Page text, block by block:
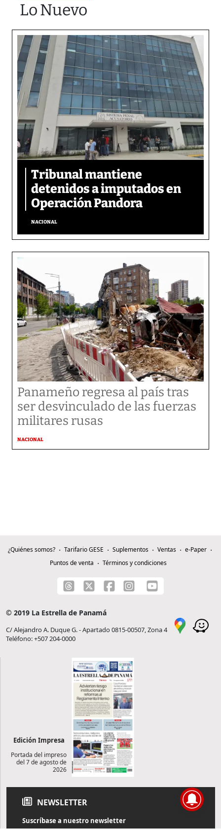
Lo Nuevo
Tribunal mantiene
detenidos a imputados en
Operación Pandora
NACIONAL
Panameño regresa al país tras
ser desvinculado de las fuerzas
militares rusas
NACIONAL
¿Quiénes somos? Tarifario GESE Suplementos Ventas
e-Paper
Puntos de venta
Términos y condiciones
© 2019 La Estrella de Panamá
C/ Alejandro A. Duque G. - Apartado 0815-00507, Zona 4
Teléfono: +507 204-0000
Edición Impresa
Portada del impreso
del 7 de agosto de
2026
NEWSLETTER
Suscríbase a nuestro newsletter